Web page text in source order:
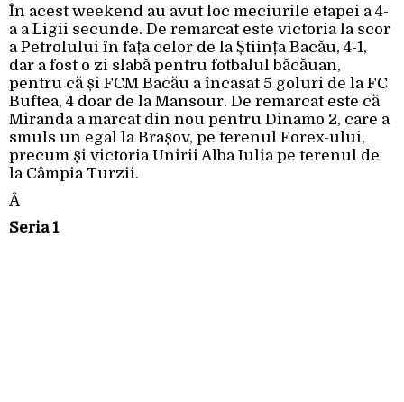
În acest weekend au avut loc meciurile etapei a 4-
a a Ligii secunde. De remarcat este victoria la scor
a Petrolului în fața celor de la Știința Bacău, 4-1,
dar a fost o zi slabă pentru fotbalul băcăuan,
pentru că și FCM Bacău a încasat 5 goluri de la FC
Buftea, 4 doar de la Mansour. De remarcat este că
Miranda a marcat din nou pentru Dinamo 2, care a
smuls un egal la Brașov, pe terenul Forex-ului,
precum și victoria Unirii Alba Iulia pe terenul de
la Câmpia Turzii.
Â
Seria 1